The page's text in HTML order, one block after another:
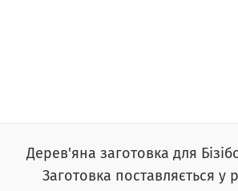
Дерев'яна заготовка для
Заготовка поставляється у